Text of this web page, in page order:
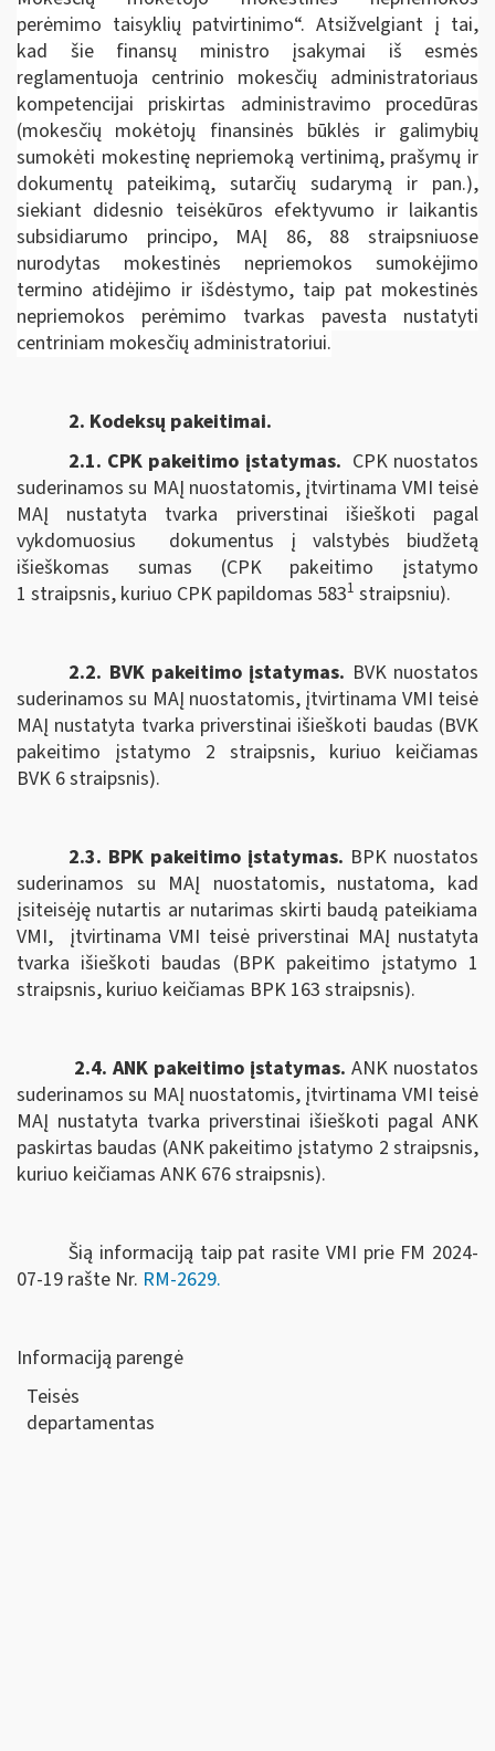
perėmimo taisyklių patvirtinimo“. Atsižvelgiant į tai,
kad šie finansų ministro įsakymai iš esmės
reglamentuoja centrinio mokesčių administratoriaus
kompetencijai priskirtas administravimo procedūras
(mokesčių mokėtojų finansinės būklės ir galimybių
sumokėti mokestinę nepriemoką vertinimą, prašymų ir
dokumentų pateikimą, sutarčių sudarymą ir pan.),
siekiant didesnio teisėkūros efektyvumo ir laikantis
subsidiarumo principo, MAĮ 86, 88 straipsniuose
nurodytas mokestinės nepriemokos sumokėjimo
termino atidėjimo ir išdėstymo, taip pat mokestinės
nepriemokos perėmimo tvarkas pavesta nustatyti
centriniam mokesčių administratoriui.
2. Kodeksų pakeitimai.
2.1. CPK pakeitimo įstatymas. CPK nuostatos
suderinamos su MAĮ nuostatomis, įtvirtinama VMI teisė
MAĮ nustatyta tvarka priverstinai išieškoti pagal
vykdomuosius dokumentus į valstybės biudžetą
išieškomas sumas (CPK pakeitimo įstatymo
1 straipsnis, kuriuo CPK papildomas 5831 straipsniu).
2.2. BVK pakeitimo įstatymas. BVK nuostatos
suderinamos su MAĮ nuostatomis, įtvirtinama VMI teisė
MAĮ nustatyta tvarka priverstinai išieškoti baudas (BVK
pakeitimo įstatymo 2 straipsnis, kuriuo keičiamas
BVK 6 straipsnis).
2.3. BPK pakeitimo įstatymas. BPK nuostatos
suderinamos su MAĮ nuostatomis, nustatoma, kad
įsiteisėję nutartis ar nutarimas skirti baudą pateikiama
VMI,
įtvirtinama VMI teisė priverstinai MAĮ nustatyta
tvarka išieškoti baudas (BPK pakeitimo įstatymo 1
straipsnis, kuriuo keičiamas BPK 163 straipsnis).
2.4. ANK pakeitimo įstatymas. ANK nuostatos
suderinamos su MAĮ nuostatomis, įtvirtinama VMI teisė
MAĮ nustatyta tvarka priverstinai išieškoti pagal ANK
paskirtas baudas (ANK pakeitimo įstatymo 2 straipsnis,
kuriuo keičiamas ANK 676 straipsnis).
Šią informaciją taip pat rasite VMI prie FM 2024-
07-19 rašte Nr. RM-2629.
Informaciją parengė
Teisės